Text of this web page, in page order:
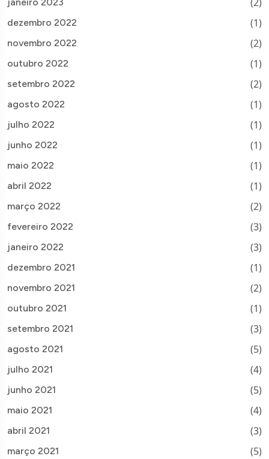
janeiro 2023 (2)
dezembro 2022 (1)
novembro 2022 (2)
outubro 2022 (1)
setembro 2022 (2)
agosto 2022 (1)
julho 2022 (1)
junho 2022 (1)
maio 2022 (1)
abril 2022 (1)
março 2022 (2)
fevereiro 2022 (3)
janeiro 2022 (3)
dezembro 2021 (1)
novembro 2021 (2)
outubro 2021 (1)
setembro 2021 (3)
agosto 2021 (5)
julho 2021 (4)
junho 2021 (5)
maio 2021 (4)
abril 2021 (3)
março 2021 (5)